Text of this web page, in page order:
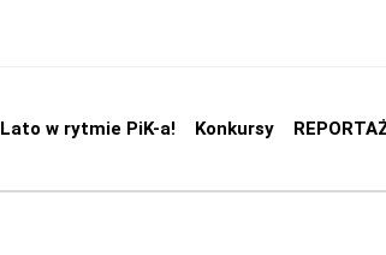
Lato w rytmie PiK-a! Konkursy